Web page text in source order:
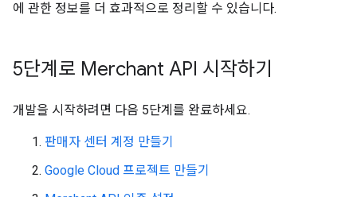
에 관한 정보를 더 효과적으로 정리할 수 있습니다.
5단계로 Merchant API 시작하기
개발을 시작하려면 다음 5단계를 완료하세요.
판매자 센터 계정 만들기
Google Cloud 프로젝트 만들기